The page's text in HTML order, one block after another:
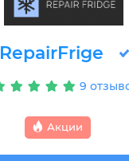
RepairFrige
9
Акции